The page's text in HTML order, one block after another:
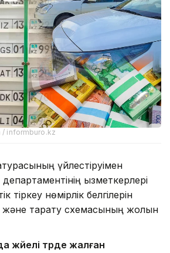
/ informburo.kz
үйлестіруімен
қызметкерлері
тіркеу нөмірлік белгілерін
тарату схемасының жолын
түрде жалған